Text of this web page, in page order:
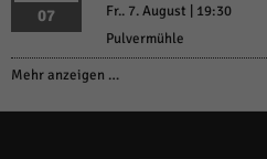
07
Fr.. 7. August | 19:30
Pulvermühle
Mehr anzeigen …